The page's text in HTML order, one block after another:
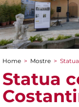
Tu sei qui
Home > Mostre >
Statua